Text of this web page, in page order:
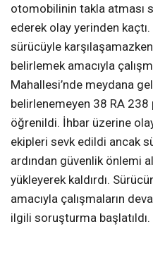
otomobilinin takla atması
ederek olay yerinden
sürücüyle
belirlemek amacıyla
Mahallesi’nde meydana
belirlenemeyen 38 RA 238
öğrenildi. İhbar üzerine
ekipleri sevk edildi ancak
ardından güvenlik önlemi
yükleyerek kaldırdı.
amacıyla çalışmaların
ilgili soruşturma başlatıldı.